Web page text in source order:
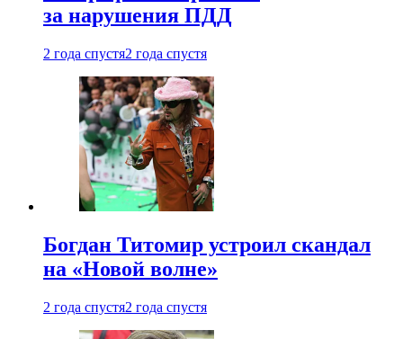
за нарушения ПДД
2 года спустя2 года спустя
Богдан Титомир устроил скандал
на «Новой волне»
2 года спустя2 года спустя